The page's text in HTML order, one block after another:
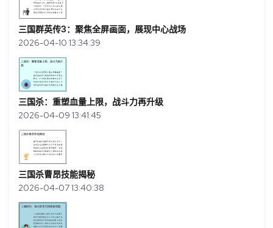
三国群英传3：聚焦全屏画面，展现中心战场
2026-04-10 13:34:39
三国杀：重塑血量上限，战斗力再升级
2026-04-09 13:41:45
三国杀曹昂技能揭秘
2026-04-07 13:40:38